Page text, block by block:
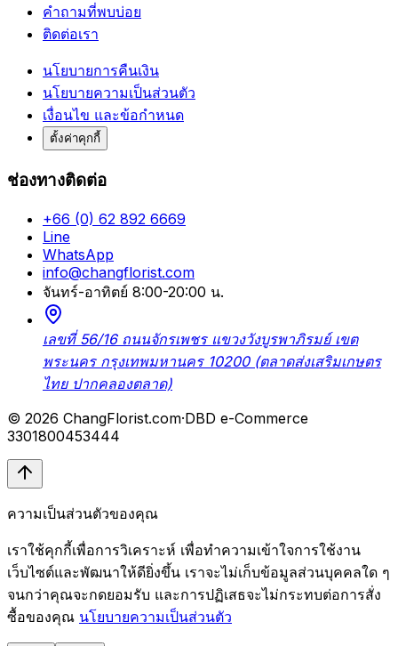
คำถามที่พบบ่อย
ติดต่อเรา
นโยบายการคืนเงิน
นโยบายความเป็นส่วนตัว
เงื่อนไข และข้อกำหนด
ตั้งค่าคุกกี้
ช่องทางติดต่อ
+66 (0) 62 892 6669
Line
WhatsApp
info@changflorist.com
จันทร์-อาทิตย์ 8:00-20:00 น.
เลขที่ 56/16 ถนนจักรเพชร แขวงวังบูรพาภิรมย์ เขต
พระนคร กรุงเทพมหานคร 10200 (ตลาดส่งเสริมเกษตร
ไทย ปากคลองตลาด)
© 2026 ChangFlorist.com·DBD e-Commerce
3301800453444
ความเป็นส่วนตัวของคุณ
เราใช้คุกกี้เพื่อการวิเคราะห์ เพื่อทำความเข้าใจการใช้งาน
เว็บไซต์และพัฒนาให้ดียิ่งขึ้น เราจะไม่เก็บข้อมูลส่วนบุคคลใด ๆ
จนกว่าคุณจะกดยอมรับ และการปฏิเสธจะไม่กระทบต่อการสั่ง
ซื้อของคุณ นโยบายความเป็นส่วนตัว